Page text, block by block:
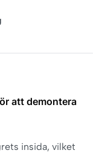
att demontera
insida, vilket